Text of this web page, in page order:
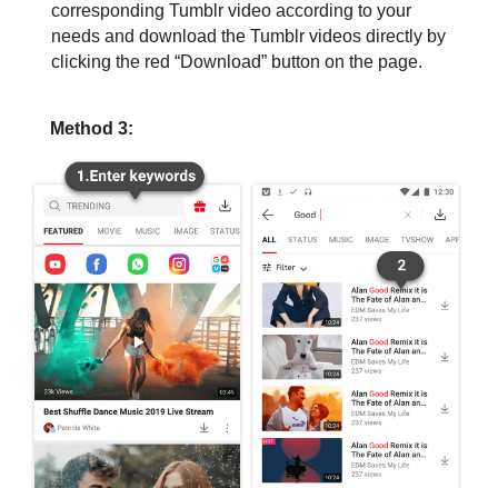
corresponding Tumblr video according to your
needs and download the Tumblr videos directly by
clicking the red “Download” button on the page.
Method 3: